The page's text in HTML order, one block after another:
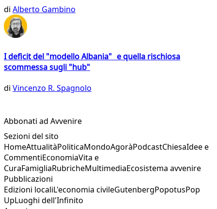
di Alberto Gambino
I deficit del "modello Albania" e quella rischiosa
scommessa sugli "hub"
di Vincenzo R. Spagnolo
Abbonati ad Avvenire
Sezioni del sito
HomeAttualitàPoliticaMondoAgoràPodcastChiesaIdee e
CommentiEconomiaVita e
CuraFamigliaRubricheMultimediaEcosistema avvenire
Pubblicazioni
Edizioni localiL'economia civileGutenbergPopotusPop
UpLuoghi dell'Infinito